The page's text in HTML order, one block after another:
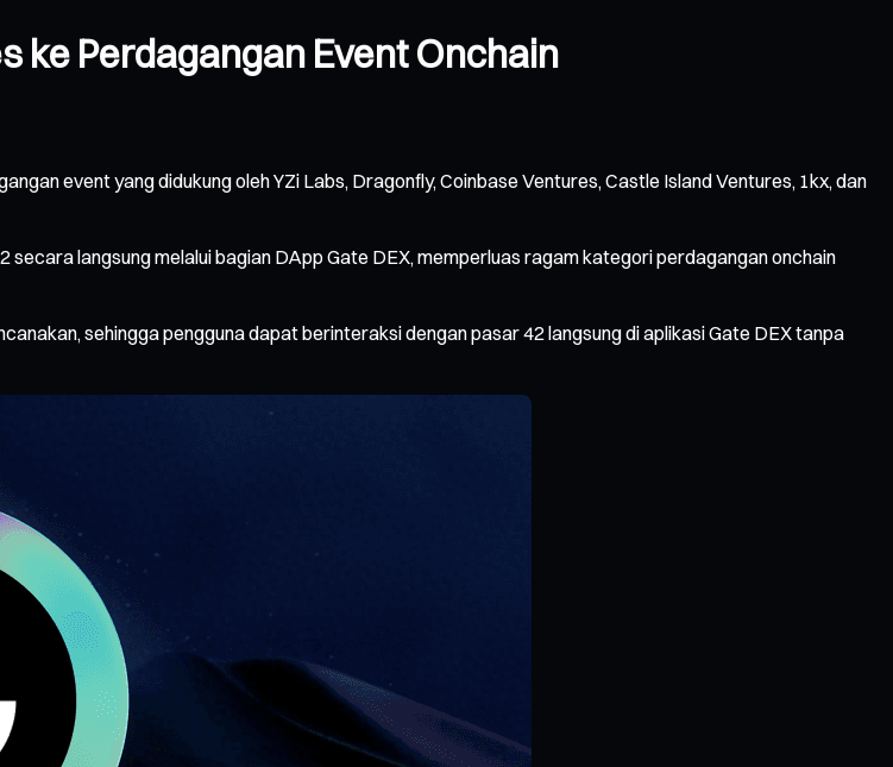
ke Perdagangan Event Onchain
event yang didukung oleh YZi Labs, Dragonfly, Coinbase Ventures, Castle Island Ventures, 1kx, dan
langsung melalui bagian DApp Gate DEX, memperluas ragam kategori perdagangan onchain
sehingga pengguna dapat berinteraksi dengan pasar 42 langsung di aplikasi Gate DEX tanpa